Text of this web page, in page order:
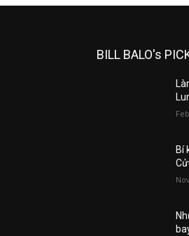
BILL BALO's
Bí